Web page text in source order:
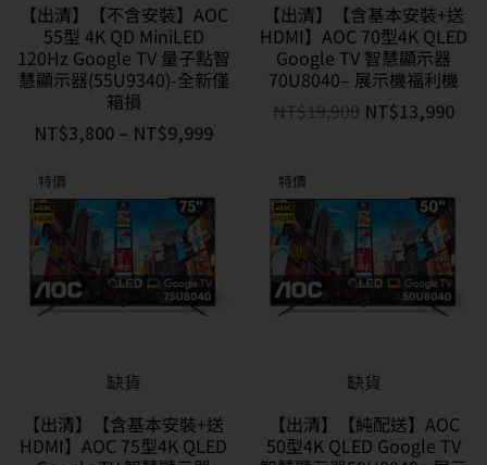
【出清】【不含安裝】AOC
55型 4K QD MiniLED
120Hz Google TV 量子點智
慧顯示器(55U9340)-全新僅
箱損
NT$3,800 – NT$9,999
【出清】【含基本安裝+送
HDMI】AOC 70型4K QLED
Google TV 智慧顯示器
70U8040– 展示機福利機
NT$19,900 NT$13,990
特價
缺貨
【出清】【含基本安裝+送
HDMI】AOC 75型4K QLED
特價
缺貨
【出清】【純配送】AOC
50型4K QLED Google TV